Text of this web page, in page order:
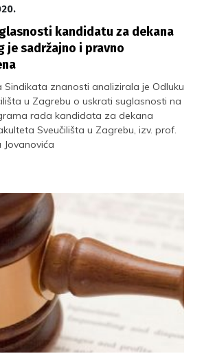
kandidatu za dekana
je sadržajno i pravno
Sindikata znanosti analizirala je Odluku
u Zagrebu o uskrati suglasnosti na
rada kandidata za dekana
Sveučilišta u Zagrebu, izv. prof.
Jovanovića